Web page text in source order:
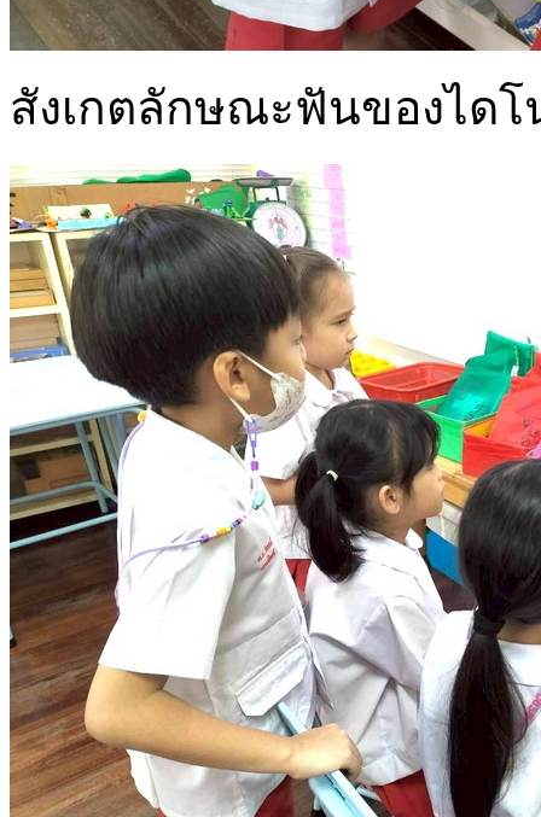
สังเกตลักษณะฟันของไดโ